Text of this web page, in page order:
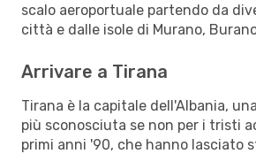
scalo aeroportuale partendo da
città e dalle isole di Murano,
Arrivare a Tirana
Tirana è la capitale dell'Albania,
più sconosciuta se non per i tristi
primi anni '90, che hanno lasciato